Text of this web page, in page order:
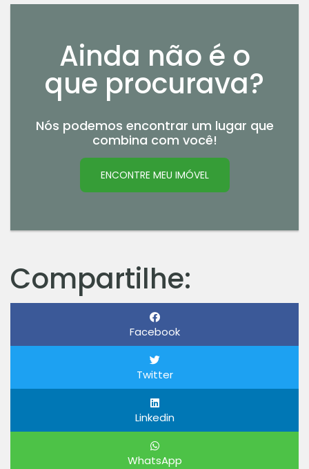
Ainda não é o
que procurava?
Nós podemos encontrar um lugar que
combina com você!
ENCONTRE MEU IMÓVEL
Compartilhe:
Facebook
Twitter
Linkedin
WhatsApp